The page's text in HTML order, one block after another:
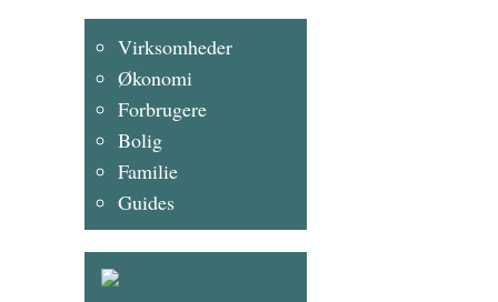
Virksomheder
Økonomi
Forbrugere
Bolig
Familie
Guides